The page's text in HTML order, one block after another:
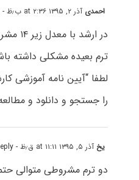
احمدی آذر ۲, ۱۳۹۵ at ۲:۳۶ ب٫ظ - Reply
در
ترم بعیده مشکلی داشته
لطفا “آیین نامه آموزشی
را جستجو و دانلود و
یخ آذر ۵, ۱۳۹۵ at ۱۱:۱۱ ق٫ظ - Reply
دو ترم مشروطی متوالی